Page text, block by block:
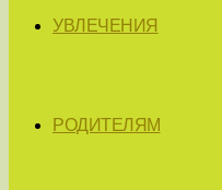
УВЛЕЧЕНИЯ
РОДИТЕЛЯМ